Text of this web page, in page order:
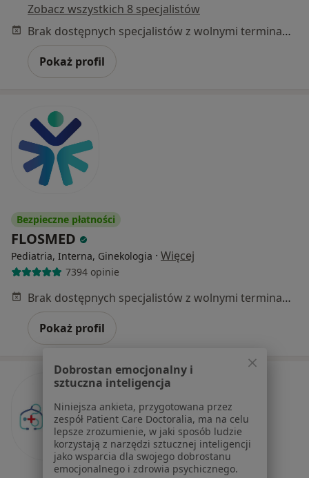
Zobacz wszystkich 8 specjalistów
Brak dostępnych specjalistów z wolnymi terminami w tym centrum medycznym.
Pokaż profil
Bezpieczne płatności
FLOSMED
Pediatria, Interna, Ginekologia · Więcej
7394 opinie
Brak dostępnych specjalistów z wolnymi terminami w tym centrum medycznym.
Pokaż profil
Dobrostan emocjonalny i
sztuczna inteligencja
Niniejsza ankieta, przygotowana przez
zespół Patient Care Doctoralia, ma na celu
lepsze zrozumienie, w jaki sposób ludzie
korzystają z narzędzi sztucznej inteligencji
jako wsparcia dla swojego dobrostanu
emocjonalnego i zdrowia psychicznego.